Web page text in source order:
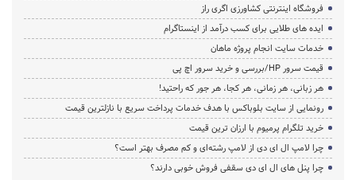
فروشگاه اینترنتی کشاورزی اگری راز
ایده های طلایی برای کسب درآمد از اینستاگرام
خدمات سایت انجام پروژه ماهان
قیمت سرور HP/بررسی و خرید سرور اچ پی
هر زبانی، هر زمانی، هر کجا، هر جور که راحتید!
رونمایی از سایت بلوباکس با هدف خدمات پرداخت سریع با نازلترین قیمت
خرید تلگرام پرمیوم با ارزان ترین قیمت
چرا لامپ ال ای دی از لامپ رشته‌ای و کم مصرف بهتر است؟
چرا پنل های ال ای دی سقفی فروش خوبی دارند؟